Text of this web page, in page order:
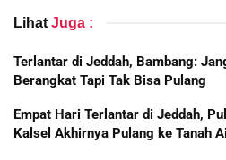
Lihat Juga :
Terlantar di Jeddah, Bambang:
Berangkat Tapi Tak Bisa Pulang
Empat Hari Terlantar di Jeddah,
Kalsel Akhirnya Pulang ke Tanah